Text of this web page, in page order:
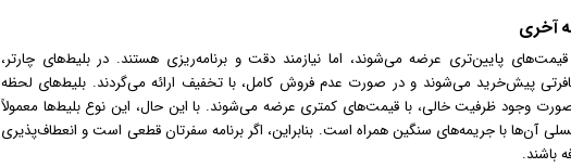
آخری
پایین‌تری عرضه می‌شوند، اما نیازمند دقت و برنامه‌ریزی هستند. در بلیط‌های چارتر،
پیش‌خرید می‌شوند و در صورت عدم فروش کامل، با تخفیف ارائه می‌گردند. بلیط‌های لحظه
صورت وجود ظرفیت خالی، با قیمت‌های کمتری عرضه می‌شوند. با این حال، این نوع بلیط‌ها معمولاً
آن‌ها با جریمه‌های سنگین همراه است. بنابراین، اگر برنامه سفرتان قطعی است و انعطاف‌پذیری
باشند.